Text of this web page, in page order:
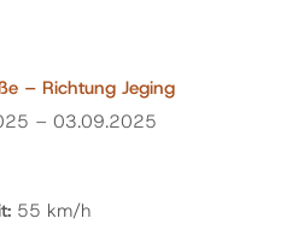
– Richtung Jeging
– 03.09.2025
55 km/h